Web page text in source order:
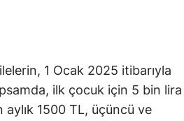
1 Ocak 2025 itibarıyla
ilk çocuk için 5 bin lira
1500 TL, üçüncü ve